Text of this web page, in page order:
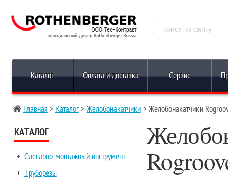
Каталог Оплата и доставка Сервис
Главная > Каталог> Желобонакатчики> Желобонакатчики
КАТАЛОГ
Слесарно-монтажный инструмент
Труборезы